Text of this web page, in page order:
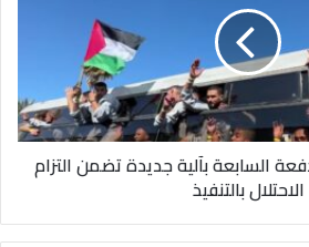
السابعة بآلية جديدة تضمن التزام
الاحتلال بالتنفيذ